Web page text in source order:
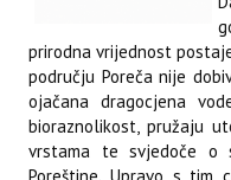
prirodna vrijednost
području Poreča nije
ojačana dragocjena
bioraznolikost, pružaju
vrstama te svjedoče o